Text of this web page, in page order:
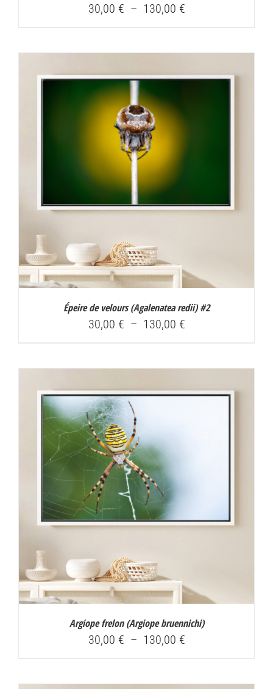
30,00 € – 130,00 €Plage
à
Épeire de velours (Agalenatea redii) #2
30,00 € – 130,00 €Plage
à
Argiope frelon (Argiope bruennichi)
30,00 € – 130,00 €Plage